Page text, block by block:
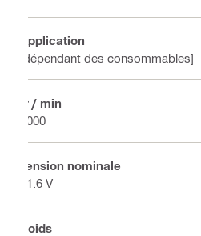
Application
[dépendant des consommables]
tr / min
4000
Tension nominale
21.6 V
Poids